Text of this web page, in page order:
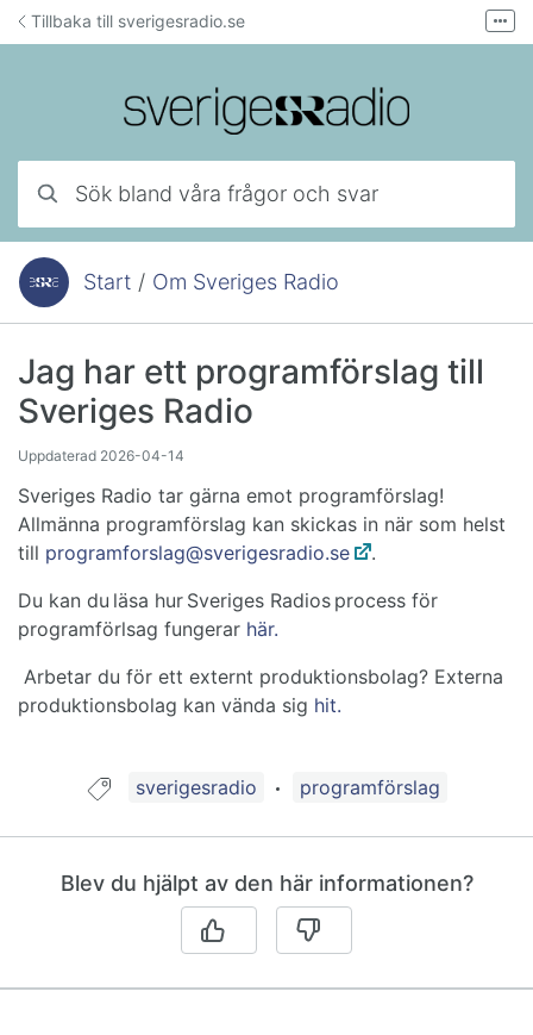
Hoppa till innehåll
Tillbaka till sverigesradio.se
Mejla lyssnarservice
Fler
Du är här:Start / Om Sveriges Radio
Jag har ett programförslag till
Sveriges Radio
Uppdaterad 2026-04-14
Sveriges Radio tar gärna emot programförslag!
Allmänna programförslag kan skickas in när som helst
till programforslag@sverigesradio.se
.
Du kan du läsa hur Sveriges Radios process för
programförlsag fungerar här.
Arbetar du för ett externt produktionsbolag? Externa
produktionsbolag kan vända sig hit.
Guide taggad med:
sverigesradio programförslag
Blev du hjälpt av den här informationen?